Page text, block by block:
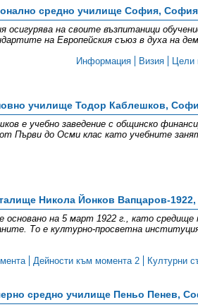
средно училище София, София
осигурява на своите възпитаници
на Европейския съюз в духа на
Информация
Визия Цели
училище Тодор Каблешков,
е учебно заведение с общинско
Първи до Осми клас като учебните
Никола Йонков Вапцаров-
основано на 5 март 1922 г., като средище
То е културно-просветна
Дейности към момента 2 Културни
средно училище Пеньо Пенев,